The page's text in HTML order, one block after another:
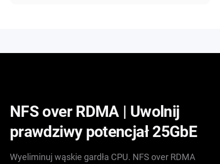
NFS over RDMA | Uwolnij
prawdziwy potencjał 25GbE
Wyeliminuj wąskie gardła CPU. NFS over RDMA